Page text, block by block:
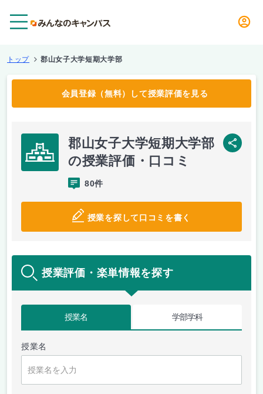
トップ 郡山女子大学短期大学部
会員登録（無料）して授業評価を見る
郡山女子大学短期大学部
の授業評価・口コミ
80件
授業を探して口コミを書く
SNS
授業評価・楽単情報を探す
授業名 学部学科
授業名